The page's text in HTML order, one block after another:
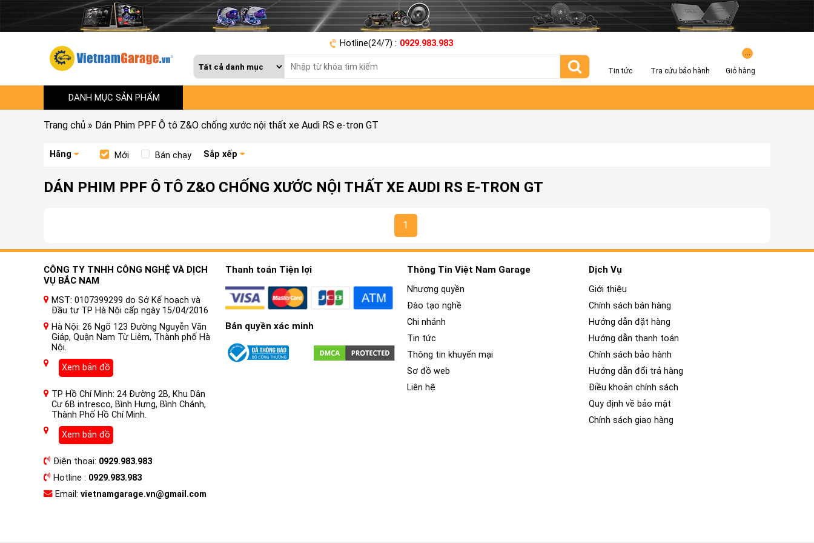
Hotline(24/7) : 0929.983.983
Tin tức Tra cứu bảo hành Giỏ hàng
DANH MỤC SẢN PHẨM
Trang chủ » Dán Phim PPF Ô tô Z&O chống xước nội thất xe Audi RS e-tron GT
Hãng Mới Bán chạy Sắp xếp
DÁN PHIM PPF Ô TÔ Z&O CHỐNG XƯỚC NỘI THẤT XE AUDI RS E-TRON GT
1
CÔNG TY TNHH CÔNG NGHỆ VÀ DỊCH
VỤ BẮC NAM
MST: 0107399299 do Sở Kế hoạch và
Đầu tư TP Hà Nội cấp ngày 15/04/2016
Hà Nội: 26 Ngõ 123 Đường Nguyễn Văn
Giáp, Quận Nam Từ Liêm, Thành phố Hà
Nội.
Xem bản đồ
TP Hồ Chí Minh: 24 Đường 2B, Khu Dân
Cư 6B intresco, Bình Hưng, Bình Chánh,
Thành Phố Hồ Chí Minh.
Xem bản đồ
Điện thoại: 0929.983.983
Hotline : 0929.983.983
Email: vietnamgarage.vn@gmail.com
Thanh toán Tiện lợi
Bản quyền xác minh
Thông Tin Việt Nam Garage
Nhượng quyền
Đào tạo nghề
Chi nhánh
Tin tức
Thông tin khuyến mại
Sơ đồ web
Liên hệ
Dịch Vụ
Giới thiệu
Chính sách bán hàng
Hướng dẫn đặt hàng
Hướng dẫn thanh toán
Chính sách bảo hành
Hướng dẫn đổi trả hàng
Điều khoản chính sách
Quy định về bảo mật
Chính sách giao hàng